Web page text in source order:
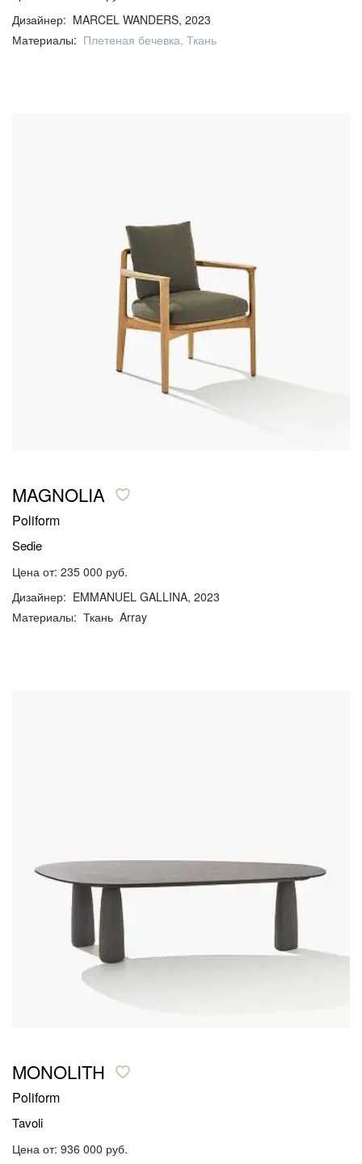
Дизайнер: MARCEL WANDERS, 2023
Материалы: Плетеная бечевка, Ткань
MAGNOLIA
Poliform
Sedie
Цена от: 235 000 руб.
Дизайнер: EMMANUEL GALLINA, 2023
Материалы: Ткань Array
MONOLITH
Poliform
Tavoli
Цена от: 936 000 руб.